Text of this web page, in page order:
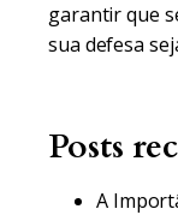
garantir que
sua defesa
Posts
A